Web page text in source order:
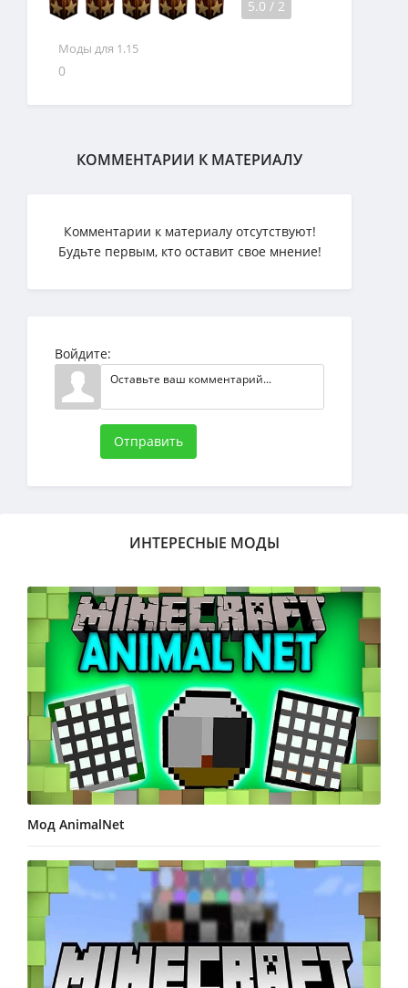
5.0 / 2
Моды для 1.15
0
КОММЕНТАРИИ К МАТЕРИАЛУ
Комментарии к материалу отсутствуют!
Будьте первым, кто оставит свое мнение!
Войдите:
Отправить
ИНТЕРЕСНЫЕ МОДЫ
Мод AnimalNet